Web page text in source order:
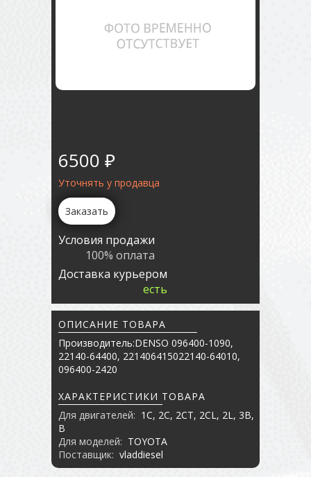
6500 ₽
Уточнять у продавца
Заказать
Условия продажи
100% оплата
Доставка курьером
есть
ОПИСАНИЕ ТОВАРА
Производитель:DENSO 096400-1090,
22140-64400, 221406415022140-64010,
096400-2420
ХАРАКТЕРИСТИКИ ТОВАРА
Для двигателей: 1C, 2C, 2CT, 2CL, 2L, 3B,
B
Для моделей: TOYOTA
Поставщик: vladdiesel